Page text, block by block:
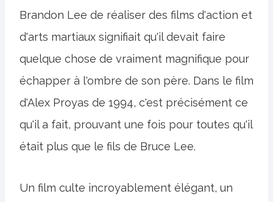
Brandon Lee de réaliser des films d'action et
d'arts martiaux signifiait qu'il devait faire
quelque chose de vraiment magnifique pour
échapper à l'ombre de son père. Dans le film
d'Alex Proyas de 1994, c'est précisément ce
qu'il a fait, prouvant une fois pour toutes qu'il
était plus que le fils de Bruce Lee.
Un film culte incroyablement élégant, un